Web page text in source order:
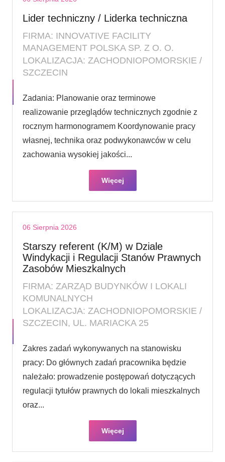
Lider techniczny / Liderka techniczna
FIRMA: INNOVATIVE FACILITY
MANAGEMENT POLSKA SP. Z O. O.
LOKALIZACJA: ZACHODNIOPOMORSKIE /
SZCZECIN
Zadania: Planowanie oraz terminowe
realizowanie przeglądów technicznych zgodnie z
rocznym harmonogramem Koordynowanie pracy
własnej, technika oraz podwykonawców w celu
zachowania wysokiej jakości...
Więcej
06 Sierpnia 2026
Starszy referent (K/M) w Dziale
Windykacji i Regulacji Stanów Prawnych
Zasobów Mieszkalnych
FIRMA: ZARZĄD BUDYNKÓW I LOKALI
KOMUNALNYCH
LOKALIZACJA: ZACHODNIOPOMORSKIE /
SZCZECIN, UL. MARIACKA 25
Zakres zadań wykonywanych na stanowisku
pracy: Do głównych zadań pracownika będzie
należało: prowadzenie postępowań dotyczących
regulacji tytułów prawnych do lokali mieszkalnych
oraz...
Więcej